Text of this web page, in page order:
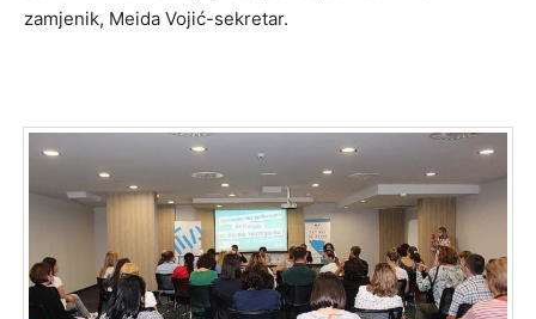
zamjenik, Meida Vojić-sekretar.